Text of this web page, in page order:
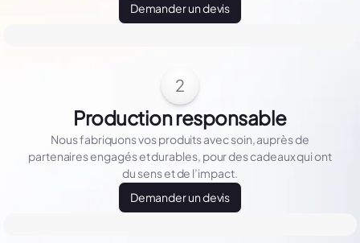
Demander un devis
2
Production responsable
Nous fabriquons vos produits avec soin, auprès de
partenaires engagés et durables, pour des cadeaux qui ont
du sens et de l’impact.
Demander un devis